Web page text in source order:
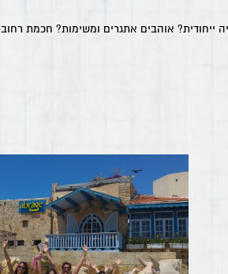
ייחודית? אוהבים אתגרים ומשימות? חכמת